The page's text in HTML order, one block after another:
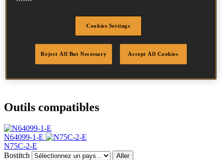
Profil
Annelée
Finition
Brillant
Quantité par boîte 10500
Outils compatibles
N64099-1-E
N75C-2-E
Bostitch
Aller
Cookies Settings
Reject All But Necessary Accept All Cookies